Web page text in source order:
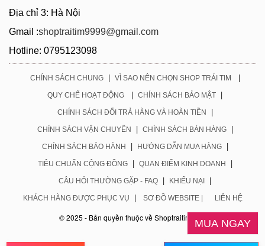
MUA NGAY
Địa chỉ 3: Hà Nội
Gmail :shoptraitim9999@gmail.com
Hotline: 0795123098
CHÍNH SÁCH CHUNG | VÌ SAO NÊN CHỌN SHOP TRÁI TIM |
QUY CHẾ HOẠT ĐỘNG | CHÍNH SÁCH BẢO MẬT |
CHÍNH SÁCH ĐỔI TRẢ HÀNG VÀ HOÀN TIỀN |
CHÍNH SÁCH VẬN CHUYỂN | CHÍNH SÁCH BÁN HÀNG |
CHÍNH SÁCH BẢO HÀNH | HƯỚNG DẪN MUA HÀNG |
TIÊU CHUẨN CỘNG ĐỒNG | QUAN ĐIỂM KINH DOANH |
CÂU HỎI THƯỜNG GẶP - FAQ | KHIẾU NẠI |
KHÁCH HÀNG ĐƯỢC PHỤC VỤ | SƠ ĐỒ WEBSITE | LIÊN HỆ
© 2025 - Bản quyền thuộc về Shoptraitim.com